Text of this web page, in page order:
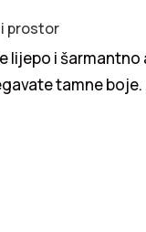
prostor
lijepo i
tamne